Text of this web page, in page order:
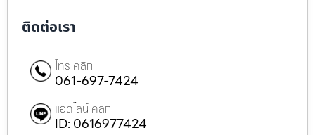
ติดต่อเรา
โทร คลิก
061-697-7424
แอดไลน์ คลิก
ID: 0616977424